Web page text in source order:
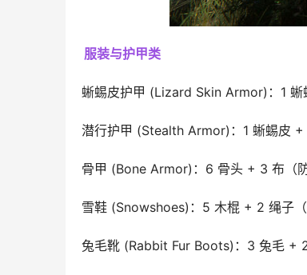
服装与护甲类
蜥蜴皮护甲 (Lizard Skin Armor)：1 蜥
潜行护甲 (Stealth Armor)：1 蜥蜴皮 +
骨甲 (Bone Armor)：6 骨头 + 3 布（
雪鞋 (Snowshoes)：5 木棍 + 2 绳子（
兔毛靴 (Rabbit Fur Boots)：3 兔毛 +